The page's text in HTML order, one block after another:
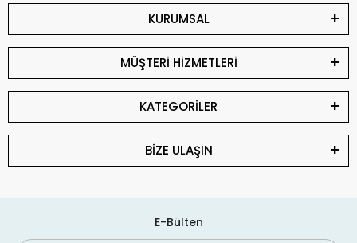
KURUMSAL
MÜŞTERİ HİZMETLERİ
KATEGORİLER
BİZE ULAŞIN
E-Bülten